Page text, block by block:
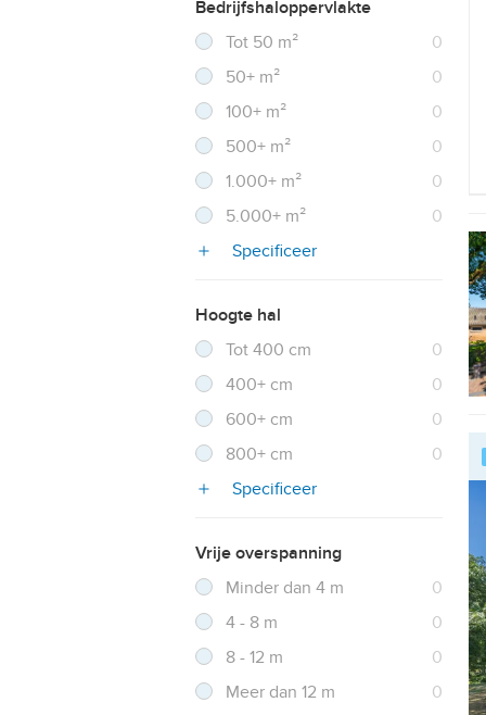
Bedrijfshaloppervlakte
Filter verwijderen
Tot 50 m² 0
Resultaten
50+ m²
0
Resultaten
100+ m²
0
Resultaten
500+ m²
0
Resultaten
1.000+ m²
0
Resultaten
5.000+ m²
0
Resultaten
Specificeer
Hoogte hal
Filter verwijderen
Tot 400 cm 0
400+ cm
0
600+ cm
0
800+ cm
0
Specificeer
Vrije overspanning
Filter verwijderen
Minder dan 4 m 0
4 - 8 m
0
8 - 12 m
0
Meer dan 12 m
0